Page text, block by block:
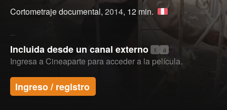
Cortometraje documental, 2014, 12 min.
Incluida desde un canal externo t a
Ingresa a Cineaparte para acceder a la película.
Ingreso / registro